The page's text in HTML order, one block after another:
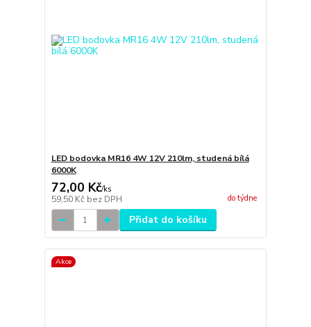
LED bodovka MR16 4W 12V 210lm, studená bílá
6000K
72,00 Kč/ks
59,50 Kč bez DPH do týdne
Přidat do košíku
Akce